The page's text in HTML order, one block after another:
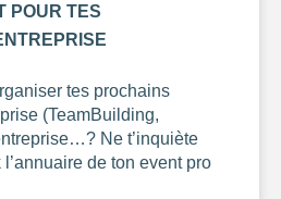
POUR TES
tes prochains
(TeamBuilding,
Ne t’inquiète
de ton event pro